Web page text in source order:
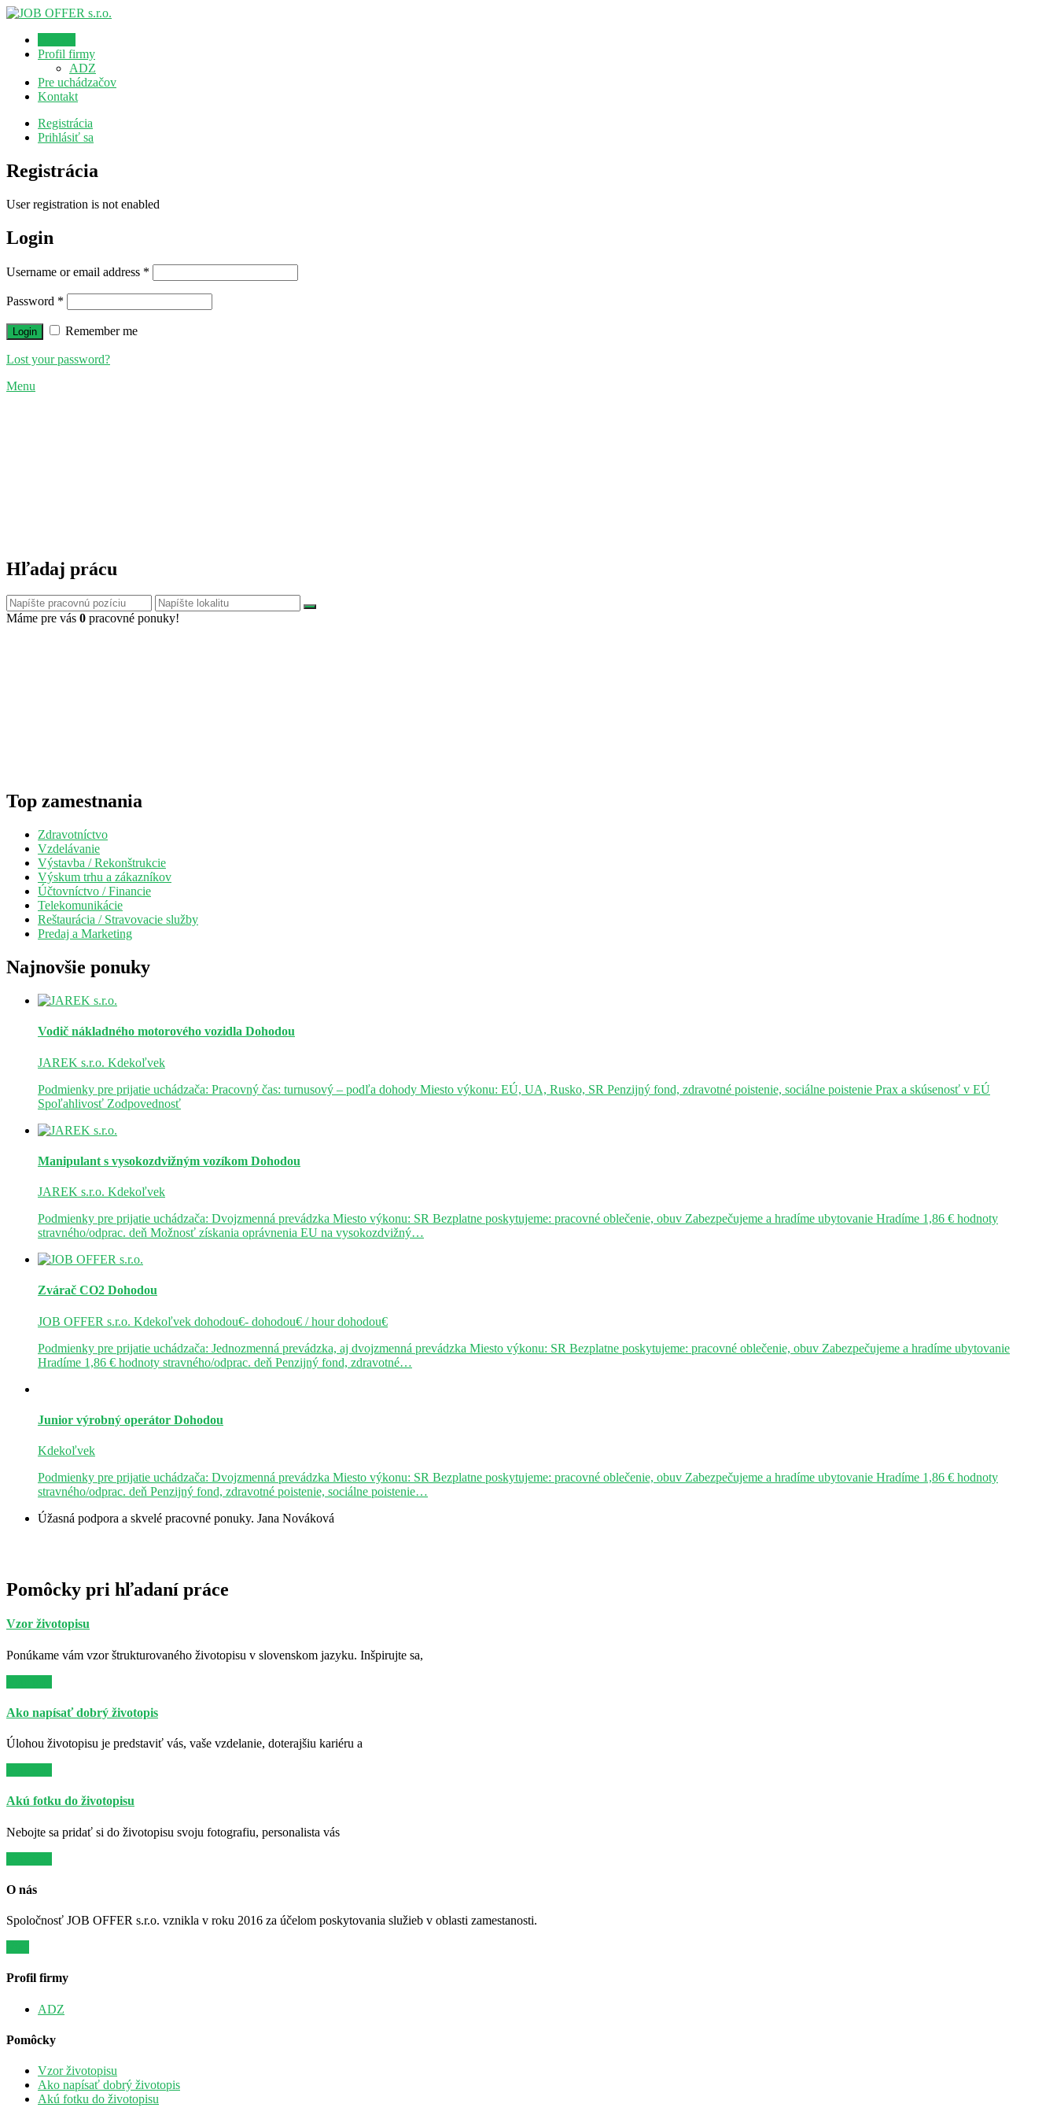
Profil firmy
ADZ
Pre uchádzačov
Kontakt
Registrácia
Prihlásiť sa
Registrácia
User registration is not enabled
Login
Username or email address *
Password *
Remember me
Lost your password?
Menu
Hľadaj prácu
Máme pre vás 0 pracovné ponuky!
Top zamestnania
Zdravotníctvo
Vzdelávanie
Výstavba / Rekonštrukcie
Výskum trhu a zákazníkov
Účtovníctvo / Financie
Telekomunikácie
Reštaurácia / Stravovacie služby
Predaj a Marketing
Najnovšie ponuky
Vodič nákladného motorového vozidla Dohodou
JAREK s.r.o. Kdekoľvek
Podmienky pre prijatie uchádzača: Pracovný čas: turnusový – podľa dohody Miesto výkonu: EÚ, UA, Rusko, SR Penzijný fond, zdravotné poistenie, sociálne poistenie Prax a skúsenosť v EÚ
Spoľahlivosť Zodpovednosť
Manipulant s vysokozdvižným vozíkom Dohodou
JAREK s.r.o. Kdekoľvek
Podmienky pre prijatie uchádzača: Dvojzmenná prevádzka Miesto výkonu: SR Bezplatne poskytujeme: pracovné oblečenie, obuv Zabezpečujeme a hradíme ubytovanie Hradíme 1,86 € hodnoty
stravného/odprac. deň Možnosť získania oprávnenia EU na vysokozdvižný…
Zvárač CO2 Dohodou
JOB OFFER s.r.o. Kdekoľvek dohodou€- dohodou€ / hourdohodou€
Podmienky pre prijatie uchádzača: Jednozmenná prevádzka, aj dvojzmenná prevádzka Miesto výkonu: SR Bezplatne poskytujeme: pracovné oblečenie, obuv Zabezpečujeme a hradíme ubytovanie
Hradíme 1,86 € hodnoty stravného/odprac. deň Penzijný fond, zdravotné…
Junior výrobný operátor Dohodou
Kdekoľvek
Podmienky pre prijatie uchádzača: Dvojzmenná prevádzka Miesto výkonu: SR Bezplatne poskytujeme: pracovné oblečenie, obuv Zabezpečujeme a hradíme ubytovanie Hradíme 1,86 € hodnoty
stravného/odprac. deň Penzijný fond, zdravotné poistenie, sociálne poistenie…
Úžasná podpora a skvelé pracovné ponuky. Jana Nováková
Pomôcky pri hľadaní práce
Vzor životopisu
Ponúkame vám vzor štrukturovaného životopisu v slovenskom jazyku. Inšpirujte sa,
Ako napísať dobrý životopis
Úlohou životopisu je predstaviť vás, vaše vzdelanie, doterajšiu kariéru a
Akú fotku do životopisu
Nebojte sa pridať si do životopisu svoju fotografiu, personalista vás
O nás
Spoločnosť JOB OFFER s.r.o. vznikla v roku 2016 za účelom poskytovania služieb v oblasti zamestanosti.
Profil firmy
ADZ
Pomôcky
Vzor životopisu
Ako napísať dobrý životopis
Akú fotku do životopisu